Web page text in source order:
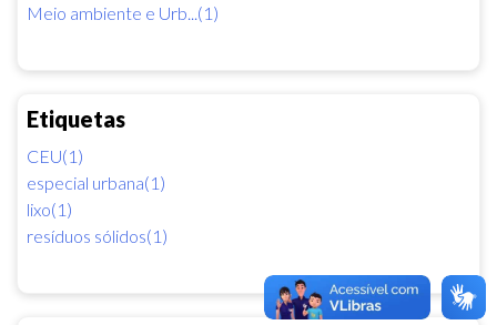
Meio ambiente e Urb...(1)
Etiquetas
CEU(1)
especial urbana(1)
lixo(1)
resíduos sólidos(1)